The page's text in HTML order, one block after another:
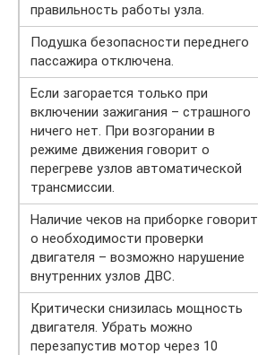
правильность работы узла.
Подушка безопасности переднего
пассажира отключена.
Если загорается только при
включении зажигания – страшного
ничего нет. При возгорании в
режиме движения говорит о
перегреве узлов автоматической
трансмиссии.
Наличие чеков на приборке говорит
о необходимости проверки
двигателя – возможно нарушение
внутренних узлов ДВС.
Критически снизилась мощность
двигателя. Убрать можно
перезапустив мотор через 10